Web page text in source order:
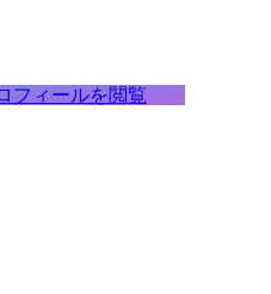
フィールを閲覧